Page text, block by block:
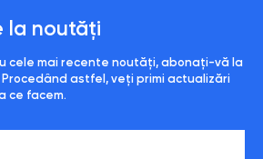
la noutăți
cele mai recente noutăți, abonați-vă la
astfel, veți primi actualizări
ce facem.